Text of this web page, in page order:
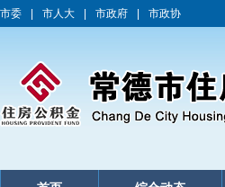
市委 市人大 市政府 市政协